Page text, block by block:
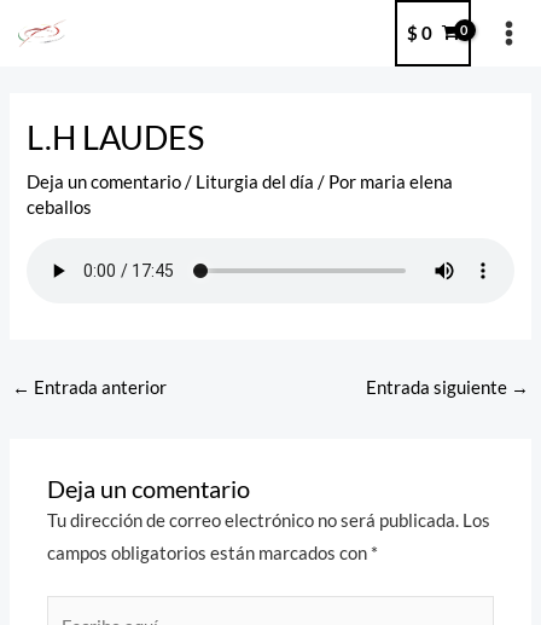
$ 0
L.H LAUDES
Deja un comentario / Liturgia del día / Por maria elena
ceballos
← Entrada anterior Entrada siguiente →
Deja un comentario
Tu dirección de correo electrónico no será publicada. Los
campos obligatorios están marcados con *